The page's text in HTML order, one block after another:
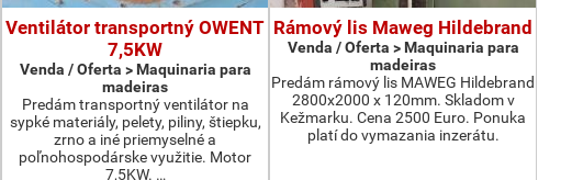
Ventilátor transportný OWENT
7,5KW
Venda / Oferta > Maquinaria para
madeiras
Predám transportný ventilátor na
sypké materiály, pelety, piliny, štiepku,
zrno a iné priemyselné a
poľnohospodárske využitie. Motor
7,5KW. …
Rámový lis Maweg Hildebrand
Venda / Oferta > Maquinaria para
madeiras
Predám rámový lis MAWEG Hildebrand
2800x2000 x 120mm. Skladom v
Kežmarku. Cena 2500 Euro. Ponuka
platí do vymazania inzerátu.